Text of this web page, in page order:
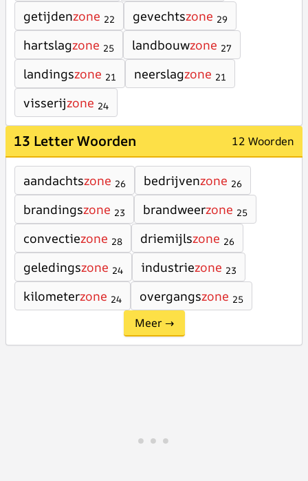
getijdenzone 22 gevechtszone 29
hartslagzone 25 landbouwzone 27
landingszone 21 neerslagzone 21
visserijzone 24
13 Letter Woorden 12 Woorden
aandachtszone 26 bedrijvenzone 26
brandingszone 23 brandweerzone 25
convectiezone 28 driemijlszone 26
geledingszone 24 industriezone 23
kilometerzone 24 overgangszone 25
Meer →